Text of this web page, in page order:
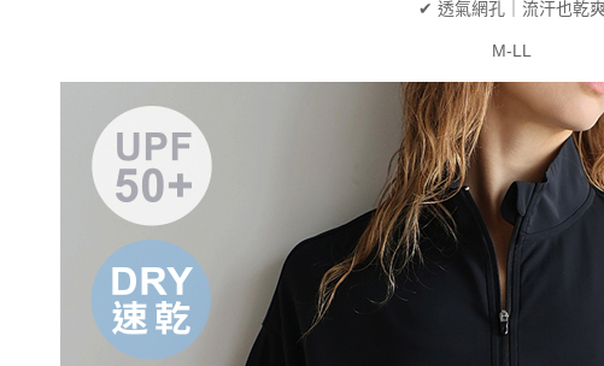
✔ 透氣網孔｜流汗也乾
M-LL